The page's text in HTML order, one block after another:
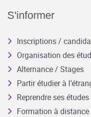
S'informer
Inscriptions /
Organisation des
Alternance / Stages
Partir étudier à
Reprendre ses études
Formation à distance